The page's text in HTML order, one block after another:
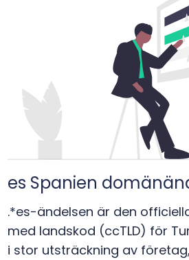
es Spanien
.*es-ändelsen är den
med landskod (ccTLD) för
i stor utsträckning av